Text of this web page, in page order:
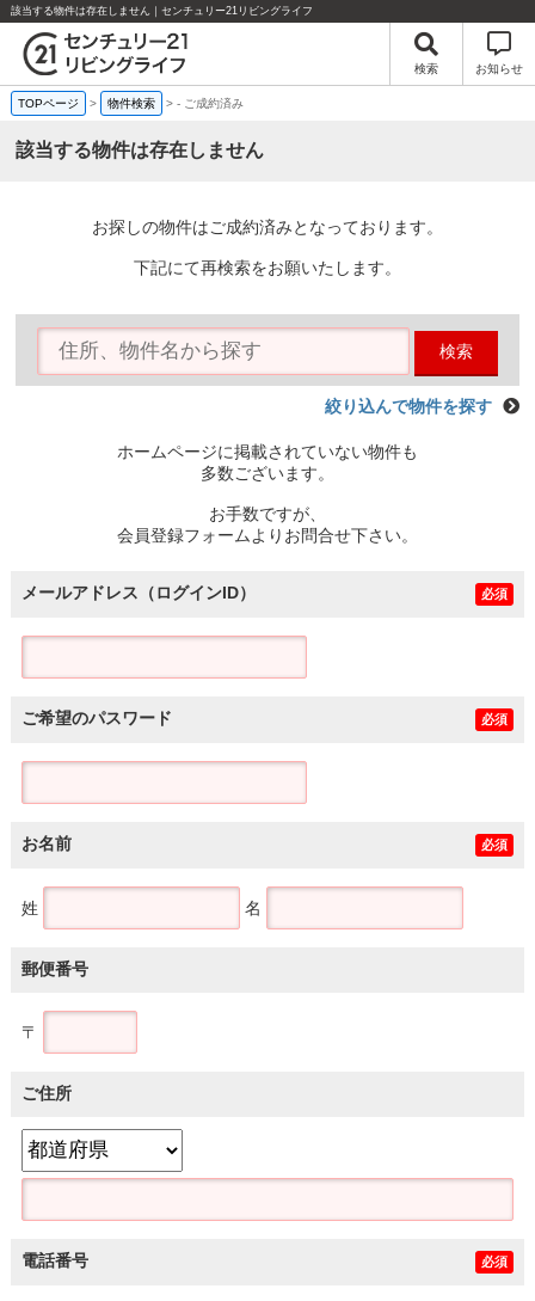
該当する物件は存在しません｜センチュリー21リビングライフ
検索 お知らせ
TOPページ > 物件検索 >- ご成約済み
該当する物件は存在しません
お探しの物件はご成約済みとなっております。
下記にて再検索をお願いたします。
検索
絞り込んで物件を探す
ホームページに掲載されていない物件も
多数ございます。
お手数ですが、
会員登録フォームよりお問合せ下さい。
メールアドレス（ログインID） 必須
ご希望のパスワード 必須
お名前 必須
姓 名
郵便番号
〒
ご住所
電話番号 必須